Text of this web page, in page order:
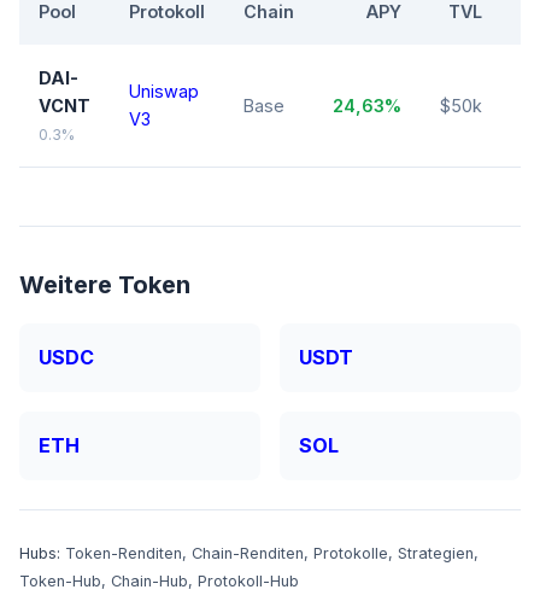
Pool Protokoll Chain APY TVL
DAI-
VCNT
0.3%
Uniswap
V3
Base 24,63% $50k
Weitere Token
USDC USDT
ETH SOL
Hubs: Token-Renditen, Chain-Renditen, Protokolle, Strategien,
Token-Hub, Chain-Hub, Protokoll-Hub